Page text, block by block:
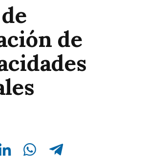
de
Compartir en Whatsapp Compartir en Telegram